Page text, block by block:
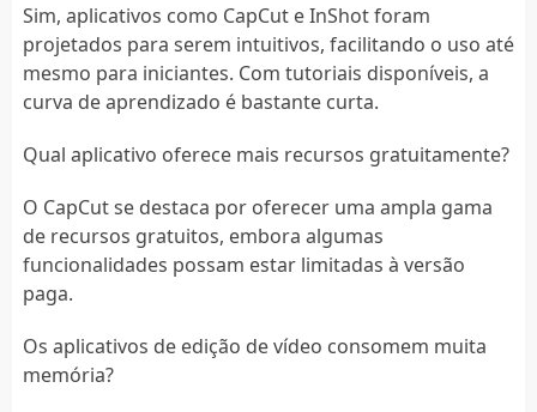
Sim, aplicativos como CapCut e InShot foram
projetados para serem intuitivos, facilitando o uso até
mesmo para iniciantes. Com tutoriais disponíveis, a
curva de aprendizado é bastante curta.
Qual aplicativo oferece mais recursos gratuitamente?
O CapCut se destaca por oferecer uma ampla gama
de recursos gratuitos, embora algumas
funcionalidades possam estar limitadas à versão
paga.
Os aplicativos de edição de vídeo consomem muita
memória?